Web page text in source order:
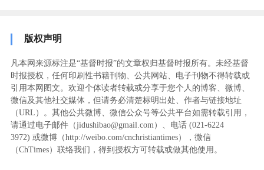
版权声明
凡本网来源标注是“基督时报”的文章权归基督时报所有。未经基督
时报授权，任何印刷性书籍刊物、公共网站、电子刊物不得转载或
引用本网图文。欢迎个体读者转载或分享于您个人的博客、微博、
微信及其他社交媒体，但请务必清楚标明出处、作者与链接地址
（URL）。其他公共微博、微信公众号等公共平台如需转载引用，
请通过电子邮件（jidushibao@gmail.com）、电话 (021-6224
3972) ‬或微博（http://weibo.com/cnchristiantimes），微信
（ChTimes）联络我们，得到授权方可转载或做其他使用。